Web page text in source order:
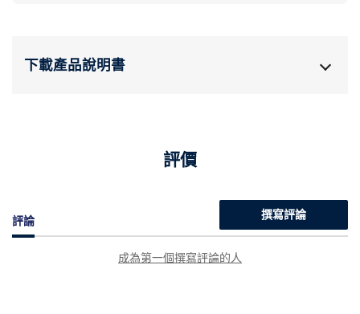
下載產品說明書
評價
評論
撰寫評論
成為第一個撰寫評論的人